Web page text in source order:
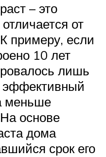
– это
от
примеру, если
10 лет
лишь
меньше
основе
дома
срок его